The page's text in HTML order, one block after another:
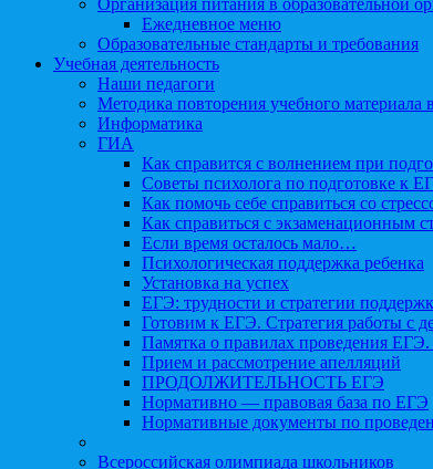
Организация питания в образовательной
Ежедневное меню
Образовательные стандарты и требования
Учебная деятельность
Наши педагоги
Методика повторения учебного материала
Информатика
ГИА
Как справится с волнением при
Советы психолога по подготовке к
Как помочь себе справиться со
Как справиться с экзаменационным
Если время осталось мало…
Психологическая поддержка ребенка
Установка на успех
ЕГЭ: трудности и стратегии
Готовим к ЕГЭ. Стратегия работы с
Памятка о правилах проведения
Прием и рассмотрение апелляций
ПРОДОЛЖИТЕЛЬНОСТЬ ЕГЭ
Нормативно — правовая база по ЕГЭ
Нормативные документы по
Всероссийская олимпиада школьников